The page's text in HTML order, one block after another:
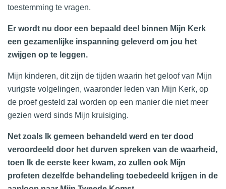
toestemming te vragen.
Er wordt nu door een bepaald deel binnen Mijn Kerk
een gezamenlijke inspanning geleverd om jou het
zwijgen op te leggen.
Mijn kinderen, dit zijn de tijden waarin het geloof van Mijn
vurigste volgelingen, waaronder leden van Mijn Kerk, op
de proef gesteld zal worden op een manier die niet meer
gezien werd sinds Mijn kruisiging.
Net zoals Ik gemeen behandeld werd en ter dood
veroordeeld door het durven spreken van de waarheid,
toen Ik de eerste keer kwam, zo zullen ook Mijn
profeten dezelfde behandeling toebedeeld krijgen in de